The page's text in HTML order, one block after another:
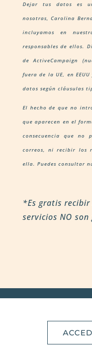
Dejar tus datos es
nosotras, Carolina
incluyamos en
responsables de ellos.
de ActiveCampaign
fuera de la UE, en
datos según cláusulas
El hecho de que no
que aparecen en el
consecuencia que no
correos, ni recibir los
ella. Puedes consultar
*Es gratis
servicios NO son